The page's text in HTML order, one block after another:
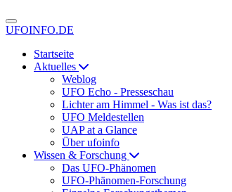
UFOINFO.DE
Startseite
Aktuelles
Weblog
UFO Echo - Presseschau
Lichter am Himmel - Was ist das?
UFO Meldestellen
UAP at a Glance
Über ufoinfo
Wissen & Forschung
Das UFO-Phänomen
UFO-Phänomen-Forschung